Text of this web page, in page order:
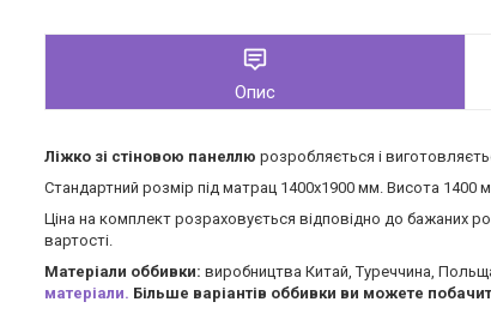
Опис
Ліжко зі стіновою панеллю розробляється і
Стандартний розмір під матрац 1400х1900 мм. Висота 1400
Ціна на комплект розраховується відповідно до бажаних
вартості.
Матеріали оббивки: виробництва Китай, Туреччина,
матеріали. Більше варіантів оббивки ви можете